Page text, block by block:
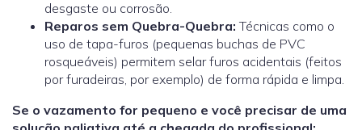
desgaste ou corrosão.
Reparos sem Quebra-Quebra: Técnicas como o
uso de tapa-furos (pequenas buchas de PVC
rosqueáveis) permitem selar furos acidentais (feitos
por furadeiras, por exemplo) de forma rápida e limpa.
Se o vazamento for pequeno e você precisar de uma